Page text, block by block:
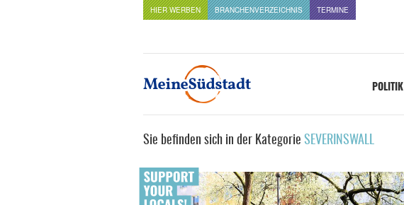
HIER WERBEN BRANCHENVERZEICHNIS TERMINE
POLITIK
Sie befinden sich in der Kategorie SEVERINSWALL